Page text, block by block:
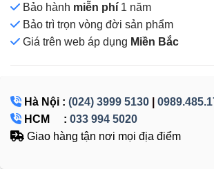
Bảo hành miễn phí 1 năm
Bảo trì trọn vòng đời sản phẩm
Giá trên web áp dụng Miền Bắc
Hà Nội : (024) 3999 5130
HCM : 033 994 5020
Giao hàng tận nơi mọi địa điểm